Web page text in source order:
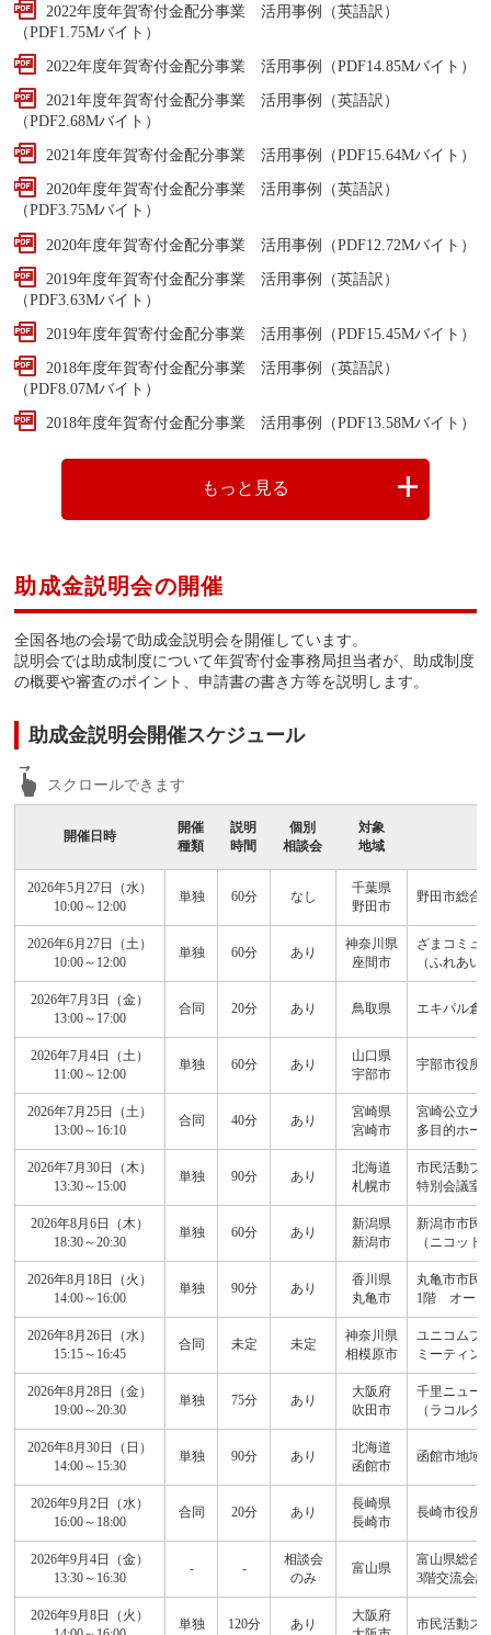
2022年度年賀寄付金配分事業 活用事例（英語訳）
（PDF1.75Mバイト）
2022年度年賀寄付金配分事業 活用事例
（PDF14.85Mバイト）
2021年度年賀寄付金配分事業 活用事例（英語訳）
（PDF2.68Mバイト）
2021年度年賀寄付金配分事業 活用事例
（PDF15.64Mバイト）
2020年度年賀寄付金配分事業 活用事例（英語訳）
（PDF3.75Mバイト）
2020年度年賀寄付金配分事業 活用事例
（PDF12.72Mバイト）
2019年度年賀寄付金配分事業 活用事例（英語訳）
（PDF3.63Mバイト）
2019年度年賀寄付金配分事業 活用事例
（PDF15.45Mバイト）
2018年度年賀寄付金配分事業 活用事例（英語訳）
（PDF8.07Mバイト）
2018年度年賀寄付金配分事業 活用事例
（PDF13.58Mバイト）
もっと見る
助成金説明会の開催
全国各地の会場で助成金説明会を開催しています。
説明会では助成制度について年賀寄付金事務局担当者が、助成制度
の概要や審査のポイント、申請書の書き方等を説明します。
助成金説明会開催スケジュール
開催日時
開催
種類
説明
時間
個別
相談会
対象
地域
2026年5月27日（水）
10:00～12:00
単独 60分 なし
千葉県
野田市
野田市総合
2026年6月27日（土）
10:00～12:00
単独 60分 あり
神奈川県
座間市
ざまコミュ
（ふれあい
2026年7月3日（金）
13:00～17:00
合同 20分 あり 鳥取県 エキパル倉
2026年7月4日（土）
11:00～12:00
単独 60分 あり
山口県
宇部市
宇部市役所
2026年7月25日（土）
13:00～16:10
合同 40分 あり
宮崎県
宮崎市
宮崎公立大
多目的ホー
2026年7月30日（木）
13:30～15:00
単独 90分 あり
北海道
札幌市
市民活動プ
特別会議室
2026年8月6日（木）
18:30～20:30
単独 60分 あり
新潟県
新潟市
新潟市市民
（ニコット
2026年8月18日（火）
14:00～16:00
単独 90分 あり
香川県
丸亀市
丸亀市市民
1階 オープ
2026年8月26日（水）
15:15～16:45
合同 未定 未定
神奈川県
相模原市
ユニコムプ
ミーティン
2026年8月28日（金）
19:00～20:30
単独 75分 あり
大阪府
吹田市
千里ニュー
（ラコルタ
2026年8月30日（日）
14:00～15:30
単独 90分 あり
北海道
函館市
函館市地域
2026年9月2日（水）
16:00～18:00
合同 20分 あり
長崎県
長崎市
長崎市役所
2026年9月4日（金）
13:30～16:30
- -
相談会
のみ
富山県
富山県総合
3階交流会
2026年9月8日（火）
単独 120分 あり
大阪府
市民活動ス